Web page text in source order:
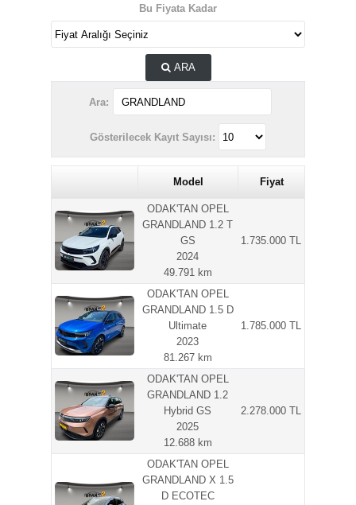
Bu Fiyata Kadar
ARA
Ara:
Gösterilecek Kayıt Sayısı:
Model Fiyat
ODAK'TAN OPEL
GRANDLAND 1.2 T
GS
2024
49.791 km
1.735.000 TL
ODAK'TAN OPEL
GRANDLAND 1.5 D
Ultimate
2023
81.267 km
1.785.000 TL
ODAK'TAN OPEL
GRANDLAND 1.2
Hybrid GS
2025
12.688 km
2.278.000 TL
ODAK'TAN OPEL
GRANDLAND X 1.5
D ECOTEC